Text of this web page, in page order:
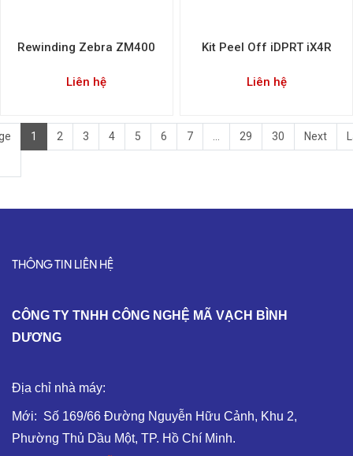
Rewinding Zebra ZM400
Liên hệ
Kit Peel Off iDPRT iX4R
Liên hệ
1 2 3 4 5 6 7 29 30 Next
THÔNG TIN LIÊN HỆ
CÔNG TY TNHH CÔNG NGHỆ MÃ VẠCH BÌNH
DƯƠNG
Địa chỉ nhà máy:
Mới: Số 169/66 Đường Nguyễn Hữu Cảnh, Khu 2,
Phường Thủ Dầu Một, TP. Hồ Chí Minh.